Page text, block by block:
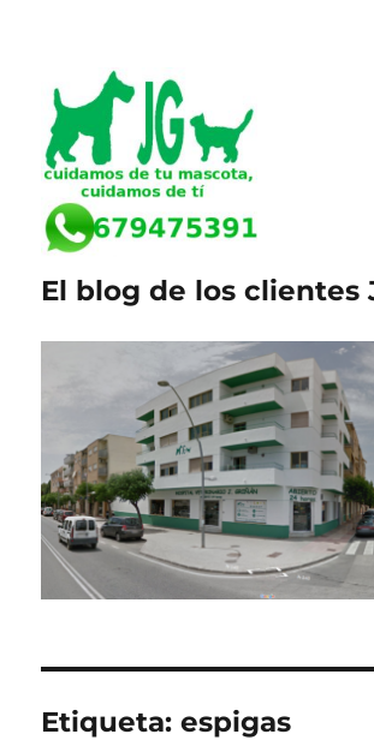
El blog de los clientes
Etiqueta:espigas